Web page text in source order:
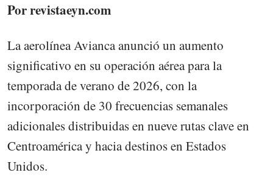
Por revistaeyn.com
La aerolínea Avianca anunció un aumento
significativo en su operación aérea para la
temporada de verano de 2026, con la
incorporación de 30 frecuencias semanales
adicionales distribuidas en nueve rutas clave en
Centroamérica y hacia destinos en Estados
Unidos.